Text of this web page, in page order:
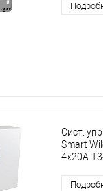
Сист.
Smart
4x20A-